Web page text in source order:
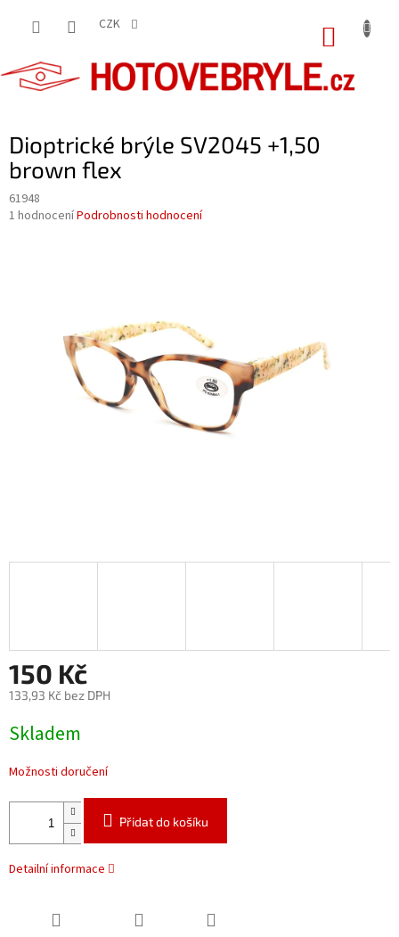
CZK
Dioptrické brýle SV2045 +1,50
brown flex
61948
Průměrné
hvězdiček.
1 hodnoceníPodrobnosti hodnocení
150 Kč
133,93 Kč bez DPH
cena:
Skladem
Možnosti doručení
Přidat do košíku
Detailní informace